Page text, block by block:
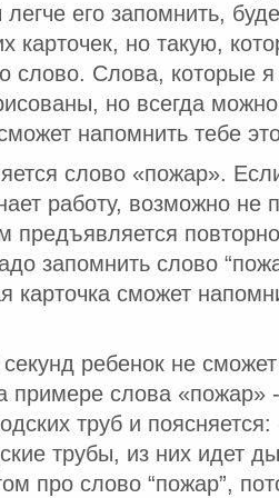
его запомнить,
карточек, но такую,
слово. Слова, которые я
но всегда
напомнить тебе
слово «пожар».
работу, возможно не
предъявляется
запомнить слово
карточка сможет
ребенок не
примере слова «пожар»
труб и
трубы, из них идет
про слово “пожар”,